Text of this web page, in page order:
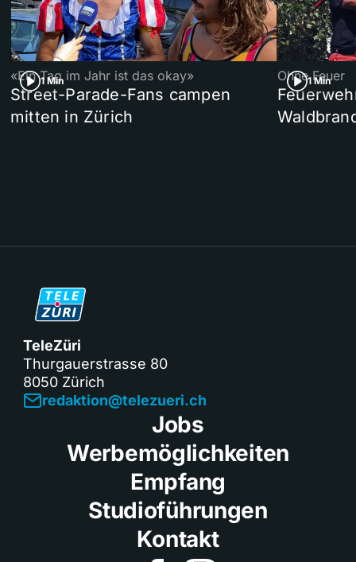
1 Min
«Ein Tag im Jahr ist das okay»
Street-Parade-Fans campen
mitten in Zürich
1 Min
Ohne Feuer
TeleZüri
Thurgauerstrasse 80
8050 Zürich
redaktion@telezueri.ch
Jobs
Werbemöglichkeiten
Empfang
Studioführungen
Kontakt